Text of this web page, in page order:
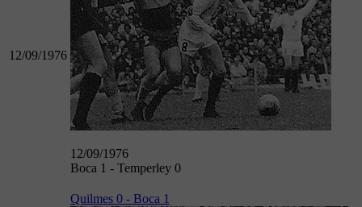
12/09/1976
12/09/1976
Boca 1 - Temperley 0
Quilmes 0 - Boca 1